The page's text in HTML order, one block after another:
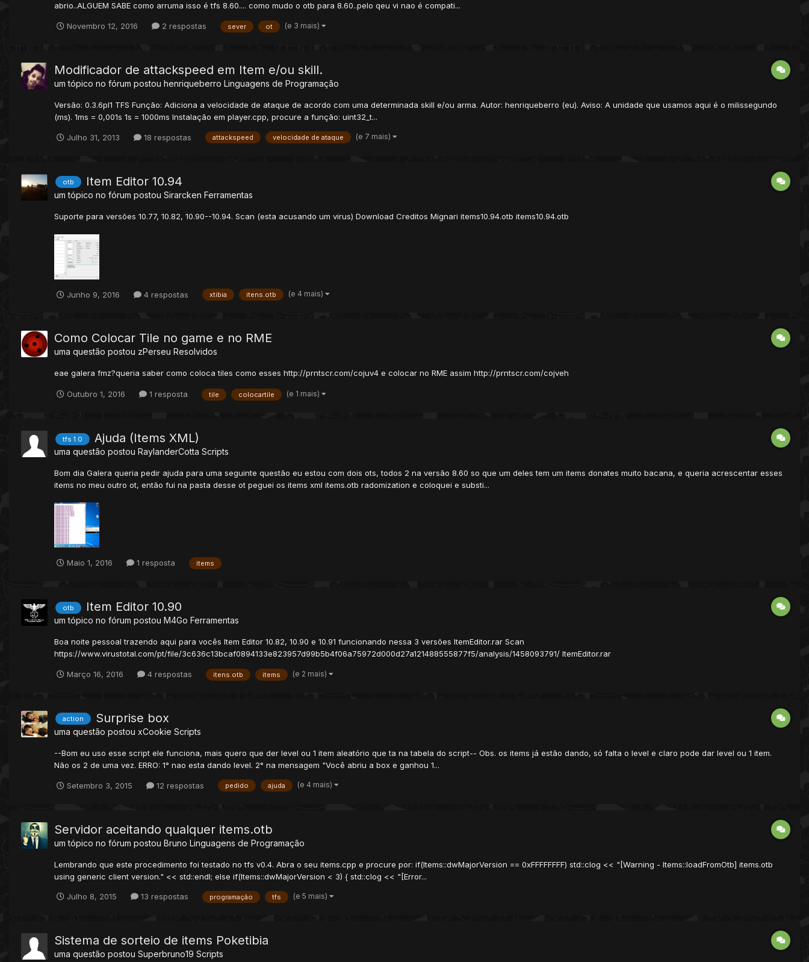
abrio..ALGUEM SABE como arruma isso é tfs 8.60.... como mudo o otb para 8.60..pelo qeu vi nao é compati...
Novembro 12, 2016 2 respostas sever ot (e 3 mais)
Modificador de attackspeed em Item e/ou skill.
um tópico no fórum postou henriqueberro Linguagens de Programação
Versão: 0.3.6pl1 TFS Função: Adiciona a velocidade de ataque de acordo com uma determinada skill e/ou arma. Autor: henriqueberro (eu). Aviso: A unidade que usamos aqui é o milissegundo
(ms). 1ms = 0,001s 1s = 1000ms Instalação em player.cpp, procure a função: uint32_t...
Julho 31, 2013 18 respostas attackspeed velocidade de ataque (e 7 mais)
otb Item Editor 10.94
um tópico no fórum postou Sirarcken Ferramentas
Suporte para versões 10.77, 10.82, 10.90--10.94. Scan (esta acusando um virus) Download Creditos Mignari items10.94.otb items10.94.otb
Junho 9, 2016 4 respostas xtibia itens.otb (e 4 mais)
Como Colocar Tile no game e no RME
uma questão postou zPerseu Resolvidos
eae galera fmz?queria saber como coloca tiles como esses http://prntscr.com/cojuv4 e colocar no RME assim http://prntscr.com/cojveh
Outubro 1, 2016 1 resposta tile colocartile (e 1 mais)
tfs 1.0 Ajuda (Items XML)
uma questão postou RaylanderCotta Scripts
Bom dia Galera queria pedir ajuda para uma seguinte questão eu estou com dois ots, todos 2 na versão 8.60 so que um deles tem um items donates muito bacana, e queria acrescentar esses
items no meu outro ot, então fui na pasta desse ot peguei os items xml items.otb radomization e coloquei e substi...
Maio 1, 2016 1 resposta items
otb Item Editor 10.90
um tópico no fórum postou M4Go Ferramentas
Boa noite pessoal trazendo aqui para vocês Item Editor 10.82, 10.90 e 10.91 funcionando nessa 3 versões ItemEditor.rar Scan
https://www.virustotal.com/pt/file/3c636c13bcaf0894133e823957d99b5b4f06a75972d000d27a121488555877f5/analysis/1458093791/ ItemEditor.rar
Março 16, 2016 4 respostas itens.otb items (e 2 mais)
action Surprise box
uma questão postou xCookie Scripts
--Bom eu uso esse script ele funciona, mais quero que der level ou 1 item aleatório que ta na tabela do script-- Obs. os items já estão dando, só falta o level e claro pode dar level ou 1 item.
Não os 2 de uma vez. ERRO: 1° nao esta dando level. 2° na mensagem "Você abriu a box e ganhou 1...
Setembro 3, 2015 12 respostas pedido ajuda (e 4 mais)
Servidor aceitando qualquer items.otb
um tópico no fórum postou Bruno Linguagens de Programação
Lembrando que este procedimento foi testado no tfs v0.4. Abra o seu items.cpp e procure por: if(Items::dwMajorVersion == 0xFFFFFFFF) std::clog << "[Warning - Items::loadFromOtb] items.otb
using generic client version." << std::endl; else if(Items::dwMajorVersion < 3) { std::clog << "[Error...
Julho 8, 2015 13 respostas programação tfs (e 5 mais)
Sistema de sorteio de items Poketibia
uma questão postou Superbruno19 Scripts